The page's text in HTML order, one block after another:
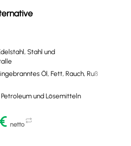
Stahl und
Öl, Fett, Rauch, Ruß
und Lösemitteln
netto